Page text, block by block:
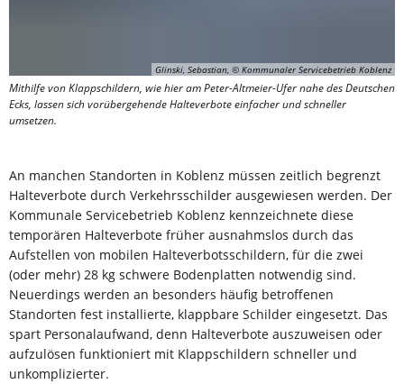
Glinski, Sebastian, © Kommunaler Servicebetrieb Koblenz
Mithilfe von Klappschildern, wie hier am Peter-Altmeier-Ufer nahe des Deutschen
Ecks, lassen sich vorübergehende Halteverbote einfacher und schneller
umsetzen.
An manchen Standorten in Koblenz müssen zeitlich begrenzt
Halteverbote durch Verkehrsschilder ausgewiesen werden. Der
Kommunale Servicebetrieb Koblenz kennzeichnete diese
temporären Halteverbote früher ausnahmslos durch das
Aufstellen von mobilen Halteverbotsschildern, für die zwei
(oder mehr) 28 kg schwere Bodenplatten notwendig sind.
Neuerdings werden an besonders häufig betroffenen
Standorten fest installierte, klappbare Schilder eingesetzt. Das
spart Personalaufwand, denn Halteverbote auszuweisen oder
aufzulösen funktioniert mit Klappschildern schneller und
unkomplizierter.